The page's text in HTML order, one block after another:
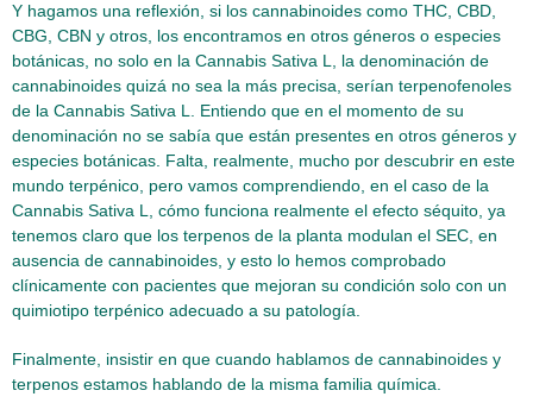
Y hagamos una reflexión, si los cannabinoides como THC, CBD,
CBG, CBN y otros, los encontramos en otros géneros o especies
botánicas, no solo en la Cannabis Sativa L, la denominación de
cannabinoides quizá no sea la más precisa, serían terpenofenoles
de la Cannabis Sativa L. Entiendo que en el momento de su
denominación no se sabía que están presentes en otros géneros y
especies botánicas. Falta, realmente, mucho por descubrir en este
mundo terpénico, pero vamos comprendiendo, en el caso de la
Cannabis Sativa L, cómo funciona realmente el efecto séquito, ya
tenemos claro que los terpenos de la planta modulan el SEC, en
ausencia de cannabinoides, y esto lo hemos comprobado
clínicamente con pacientes que mejoran su condición solo con un
quimiotipo terpénico adecuado a su patología.
Finalmente, insistir en que cuando hablamos de cannabinoides y
terpenos estamos hablando de la misma familia química.